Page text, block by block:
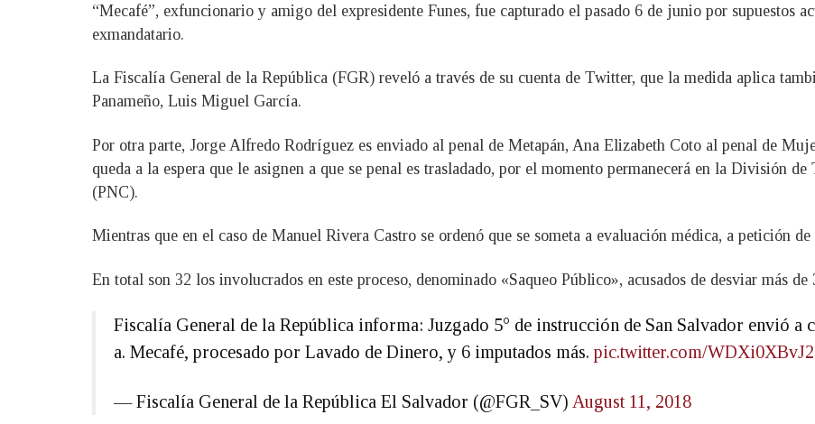
“Mecafé”, exfuncionario y amigo del expresidente Funes, fue capturado el pasado 6 de junio por supuestos
exmandatario.
La Fiscalía General de la República (FGR) reveló a través de su cuenta de Twitter, que la medida aplica
Panameño, Luis Miguel García.
Por otra parte, Jorge Alfredo Rodríguez es enviado al penal de Metapán, Ana Elizabeth Coto al penal de
queda a la espera que le asignen a que se penal es trasladado, por el momento permanecerá en la División
(PNC).
Mientras que en el caso de Manuel Rivera Castro se ordenó que se someta a evaluación médica, a petición de
En total son 32 los involucrados en este proceso, denominado «Saqueo Público», acusados de desviar más
Fiscalía General de la República informa: Juzgado 5° de instrucción de San Salvador envió a
a. Mecafé, procesado por Lavado de Dinero, y 6 imputados más. pic.twitter.com/WDXi0XBvJ2
— Fiscalía General de la República El Salvador (@FGR_SV) August 11, 2018